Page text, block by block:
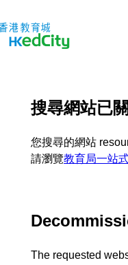
搜尋網站已
您搜尋的網站
請瀏覽教育局一站
The requested